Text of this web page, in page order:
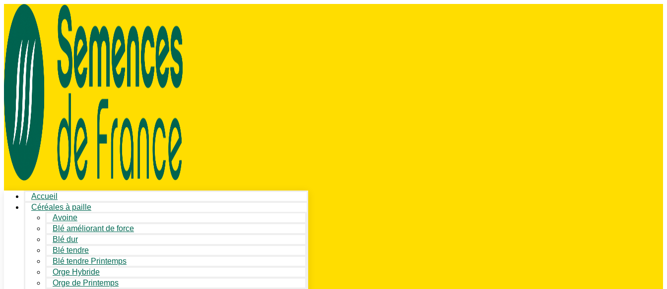
Accueil
Céréales à paille
Avoine
Blé améliorant de force
Blé dur
Blé tendre
Blé tendre Printemps
Orge Hybride
Orge de Printemps